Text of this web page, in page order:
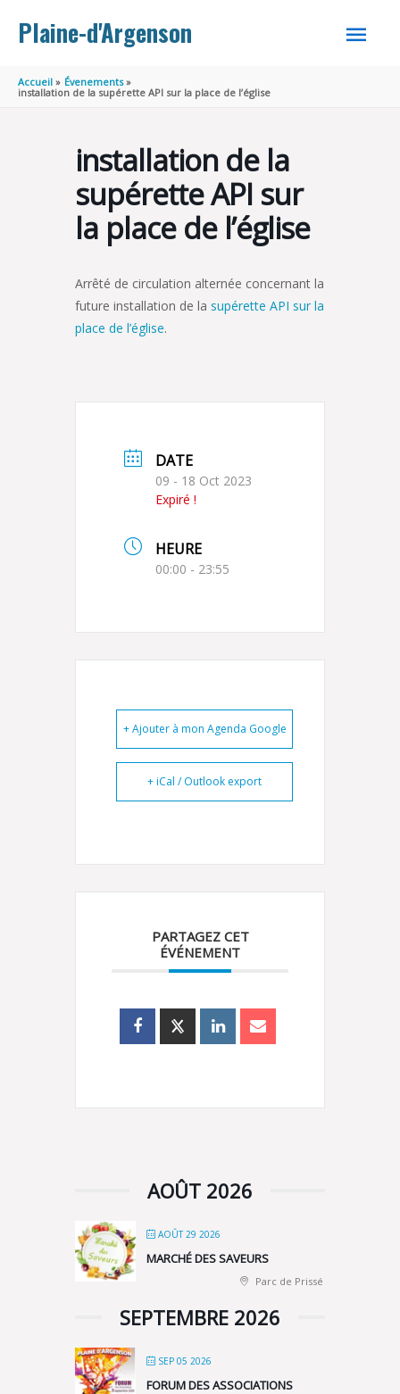
Plaine-d'Argenson
MENU
Accueil
Évenements
installation de la supérette API sur la place de l’église
installation de la
supérette API sur
la place de l’église
Arrêté de circulation alternée concernant la
future installation de la supérette API sur la
place de l’église.
DATE
09 - 18 Oct 2023
Expiré !
HEURE
00:00 - 23:55
+ Ajouter à mon Agenda Google
+ iCal / Outlook export
PARTAGEZ CET
ÉVÉNEMENT
AOÛT 2026
AOÛT 29 2026
MARCHÉ DES SAVEURS
Parc de Prissé
SEPTEMBRE 2026
SEP 05 2026
FORUM DES ASSOCIATIONS